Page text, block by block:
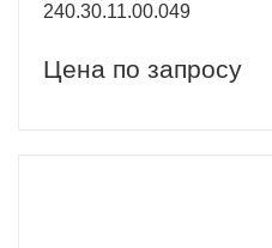
240.30.11.00.049
Цена по запросу